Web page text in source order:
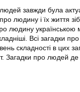
людей завжди була
людину і їх життя
людину українською
Всі загадки
складності в цих
Загадки про людей